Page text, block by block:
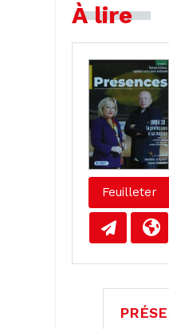
À lire
Feuilleter